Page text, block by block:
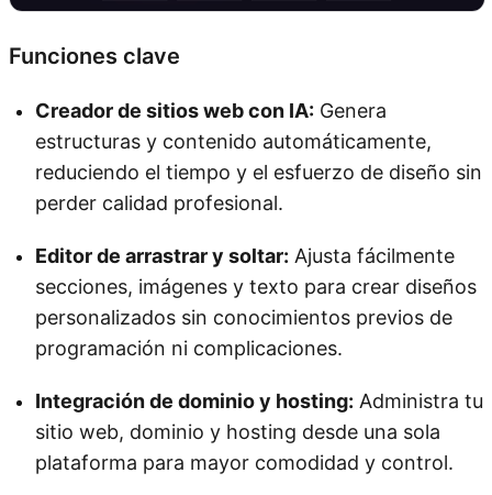
Funciones clave
Creador de sitios web con IA: Genera
estructuras y contenido automáticamente,
reduciendo el tiempo y el esfuerzo de diseño sin
perder calidad profesional.
Editor de arrastrar y soltar: Ajusta fácilmente
secciones, imágenes y texto para crear diseños
personalizados sin conocimientos previos de
programación ni complicaciones.
Integración de dominio y hosting: Administra tu
sitio web, dominio y hosting desde una sola
plataforma para mayor comodidad y control.